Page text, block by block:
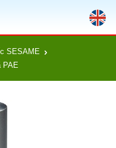
SESAME
PAE